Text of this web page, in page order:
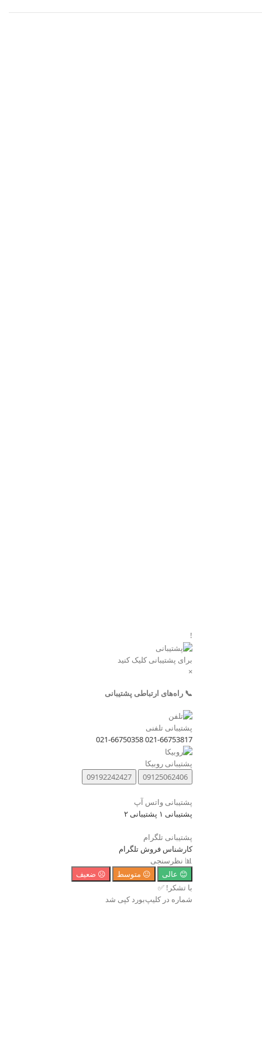
!
برای پشتیبانی کلیک کنید
×
📞 راه‌های ارتباطی پشتیبانی
پشتیبانی تلفنی
021-66753817
021-66750358
پشتیبانی روبیکا
09125062406
09192242427
پشتیبانی واتس آپ
پشتیبانی ۱
پشتیبانی ۲
پشتیبانی تلگرام
کارشناس فروش تلگرام
📊 نظرسنجی
😊 عالی
😐 متوسط
☹️ ضعیف
با تشکر! ✅
شماره در کلیپ‌بورد کپی شد